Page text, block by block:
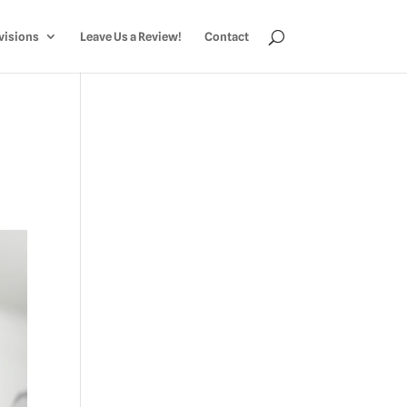
Leave Us a Review! Contact